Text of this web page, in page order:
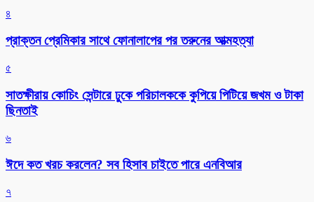
৪
প্রাক্তন প্রেমিকার সাথে ফোনালাপের পর তরুনের আত্মহত্যা
৫
সাতক্ষীরায় কোচিং সেন্টারে ঢুকে পরিচালককে কুপিয়ে পিটিয়ে জখম ও টাকা
ছিনতাই
৬
ঈদে কত খরচ করলেন? সব হিসাব চাইতে পারে এনবিআর
৭